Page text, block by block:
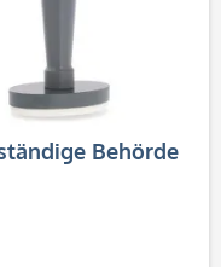
Behörde